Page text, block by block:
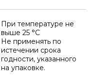
При температуре не
выше 25 °C
Не применять по
истечении срока
годности, указанного
на упаковке.